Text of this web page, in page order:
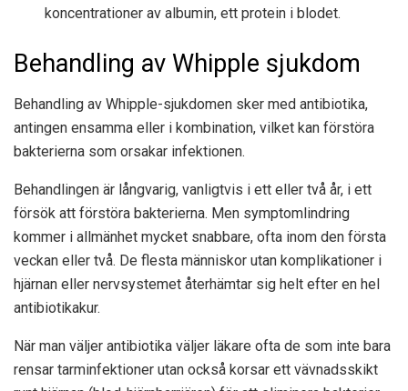
koncentrationer av albumin, ett protein i blodet.
Behandling av Whipple sjukdom
Behandling av Whipple-sjukdomen sker med antibiotika,
antingen ensamma eller i kombination, vilket kan förstöra
bakterierna som orsakar infektionen.
Behandlingen är långvarig, vanligtvis i ett eller två år, i ett
försök att förstöra bakterierna. Men symptomlindring
kommer i allmänhet mycket snabbare, ofta inom den första
veckan eller två. De flesta människor utan komplikationer i
hjärnan eller nervsystemet återhämtar sig helt efter en hel
antibiotikakur.
När man väljer antibiotika väljer läkare ofta de som inte bara
rensar tarminfektioner utan också korsar ett vävnadsskikt